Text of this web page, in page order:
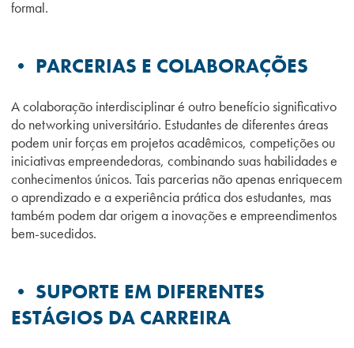
formal.
• PARCERIAS E COLABORAÇÕES
A colaboração interdisciplinar é outro benefício significativo
do networking universitário. Estudantes de diferentes áreas
podem unir forças em projetos acadêmicos, competições ou
iniciativas empreendedoras, combinando suas habilidades e
conhecimentos únicos. Tais parcerias não apenas enriquecem
o aprendizado e a experiência prática dos estudantes, mas
também podem dar origem a inovações e empreendimentos
bem-sucedidos.
• SUPORTE EM DIFERENTES
ESTÁGIOS DA CARREIRA